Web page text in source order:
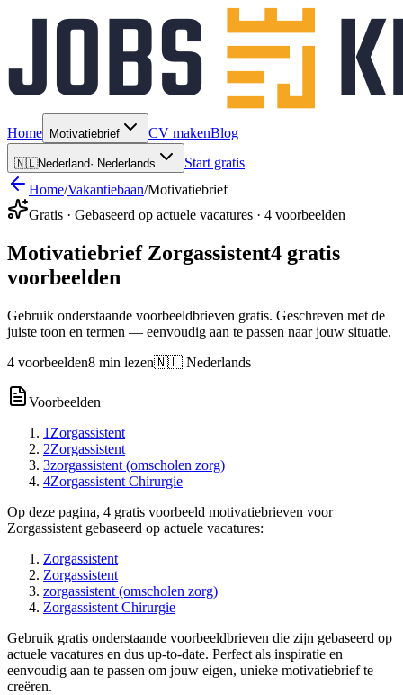
Home Motivatiebrief CV makenBlog
🇳🇱Nederland· Nederlands
Start gratis
Home/Vakantiebaan/Motivatiebrief
Gratis · Gebaseerd op actuele vacatures · 4 voorbeelden
Motivatiebrief Zorgassistent4 gratis
voorbeelden
Gebruik onderstaande voorbeeldbrieven gratis. Geschreven met de
juiste toon en termen — eenvoudig aan te passen naar jouw situatie.
4 voorbeelden8 min lezen🇳🇱 Nederlands
Voorbeelden
1 Zorgassistent
2Zorgassistent
3zorgassistent (omscholen zorg)
4Zorgassistent Chirurgie
Op deze pagina, 4 gratis voorbeeld motivatiebrieven voor
Zorgassistent gebaseerd op actuele vacatures:
Zorgassistent
Zorgassistent
zorgassistent (omscholen zorg)
Zorgassistent Chirurgie
Gebruik gratis onderstaande voorbeeldbrieven die zijn gebaseerd op
actuele vacatures en dus up-to-date. Perfect als inspiratie en
eenvoudig aan te passen om jouw eigen, unieke motivatiebrief te
creëren.